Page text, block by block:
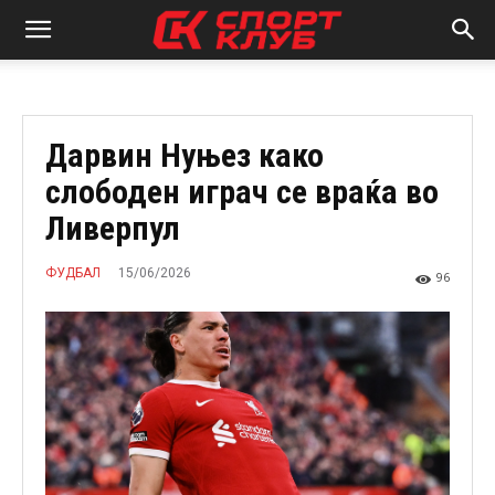
Дарвин Нуњез како
слободен играч се враќа во
Ливерпул
ФУДБАЛ 15/06/2026 96